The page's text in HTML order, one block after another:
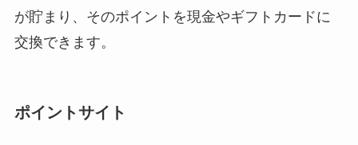
が貯まり、そのポイントを現金やギフトカードに
交換できます。
ポイントサイト